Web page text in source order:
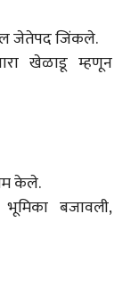
जेतेपद जिंकले.
खेळाडू म्हणून
केले.
भूमिका बजावली,